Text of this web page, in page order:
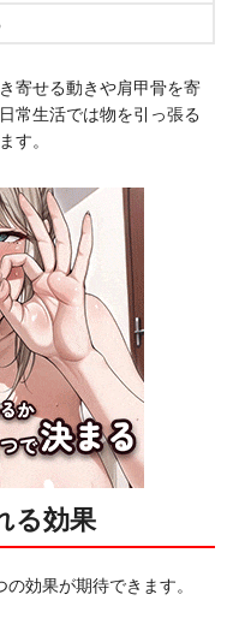
寄せる動きや肩甲骨を寄
常生活では物を引っ張る
す。
る効果
効果が期待できます。